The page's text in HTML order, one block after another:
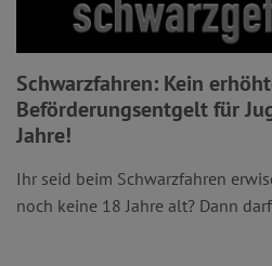
Schwarzfahren: Kein
Beförderungsentgelt für
Jahre!
Ihr seid beim Schwarzfahren
noch keine 18 Jahre alt? Dann